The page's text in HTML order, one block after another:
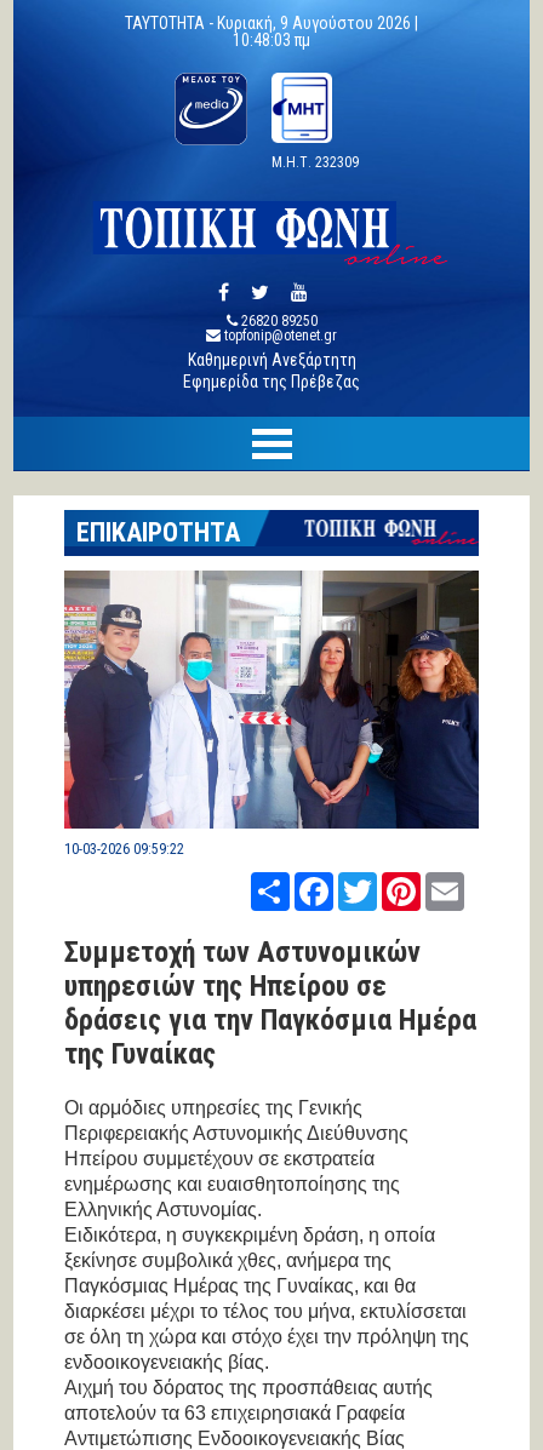
TAYTOTHTA - Κυριακή, 9 Αυγούστου 2026 |
10:48:04 πμ
Μ.Η.Τ. 232309
26820 89250
topfonip@otenet.gr
Καθημερινή Ανεξάρτητη
Εφημερίδα της Πρέβεζας
ΕΠΙΚΑΙΡΟΤΗΤΑ
10-03-2026 09:59:22
ShareFacebook
TwitterPinterestEmail
Συμμετοχή των Αστυνομικών
υπηρεσιών της Ηπείρου σε
δράσεις για την Παγκόσμια Ημέρα
της Γυναίκας
Οι αρμόδιες υπηρεσίες της Γενικής
Περιφερειακής Αστυνομικής Διεύθυνσης
Ηπείρου συμμετέχουν σε εκστρατεία
ενημέρωσης και ευαισθητοποίησης της
Ελληνικής Αστυνομίας.
Ειδικότερα, η συγκεκριμένη δράση, η οποία
ξεκίνησε συμβολικά χθες, ανήμερα της
Παγκόσμιας Ημέρας της Γυναίκας, και θα
διαρκέσει μέχρι το τέλος του μήνα, εκτυλίσσεται
σε όλη τη χώρα και στόχο έχει την πρόληψη της
ενδοοικογενειακής βίας.
Αιχμή του δόρατος της προσπάθειας αυτής
αποτελούν τα 63 επιχειρησιακά Γραφεία
Αντιμετώπισης Ενδοοικογενειακής Βίας